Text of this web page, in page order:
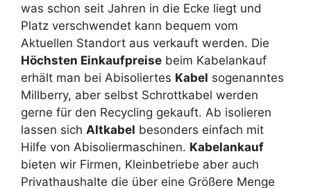
was schon seit Jahren in die Ecke liegt und
Platz verschwendet kann bequem vom
Aktuellen Standort aus verkauft werden. Die
Höchsten Einkaufpreise beim Kabelankauf
erhält man bei Abisoliertes Kabel sogenanntes
Millberry, aber selbst Schrottkabel werden
gerne für den Recycling gekauft. Ab isolieren
lassen sich Altkabel besonders einfach mit
Hilfe von Abisoliermaschinen. Kabelankauf
bieten wir Firmen, Kleinbetriebe aber auch
Privathaushalte die über eine Größere Menge